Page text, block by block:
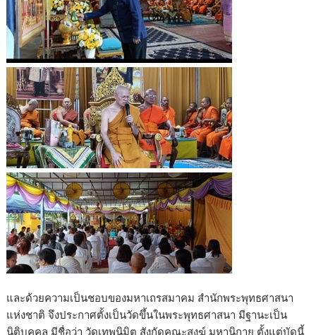
และด้วยความเป็นชอบของมหาเถรสมาคม สำนักพระพุทธศาสนา
แห่งชาติ จึงประกาศตั้งเป็นวัดขึ้นในพระพุทธศาสนา มีฐานะเป็น
นิติบุคคล มีชื่อว่า วัดเทพนิมิต สังกัดคณะสงฆ์ มหานิกาย ตั้งแต่บัดนี้